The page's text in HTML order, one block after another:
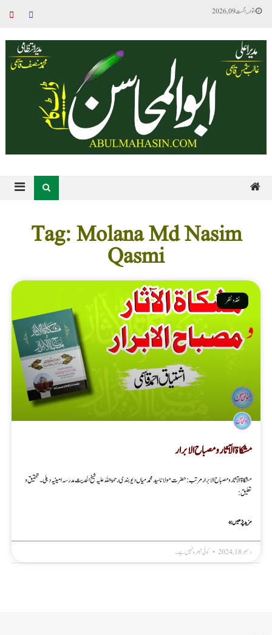
اتوار, اگست 09, 2026
Tag: Molana Md Nasim
Qasmi
نقد ونظر
مشکاۃ الآثار و مصباح الابرار
مشکاۃ الآثار و مصباح الابرار مرتب :حضرت مولانا سید محمد میاں دیوبندی رحمۃ اللہ علیہ شیخ الحدیث مدرسہ امینیہ دہلی ۔ تحقیق و
تعلیق :
مزید پڑھیں »
دسمبر 18, 2024 کوئی تبصرہ نہیں ہے۔